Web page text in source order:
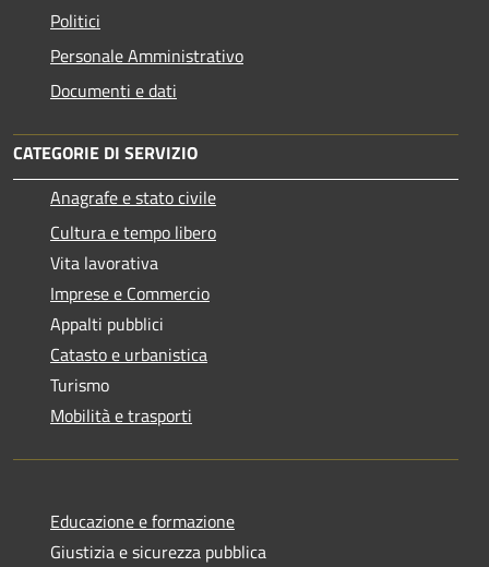
Politici
Personale Amministrativo
Documenti e dati
CATEGORIE DI SERVIZIO
Anagrafe e stato civile
Cultura e tempo libero
Vita lavorativa
Imprese e Commercio
Appalti pubblici
Catasto e urbanistica
Turismo
Mobilità e trasporti
Educazione e formazione
Giustizia e sicurezza pubblica